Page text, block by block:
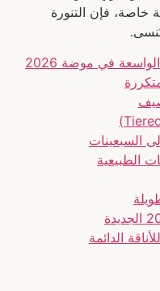
خاصة، فإن التنورة
تُنسى.
في موضة 2026
السبعينات
الطبيعية
الدائمة